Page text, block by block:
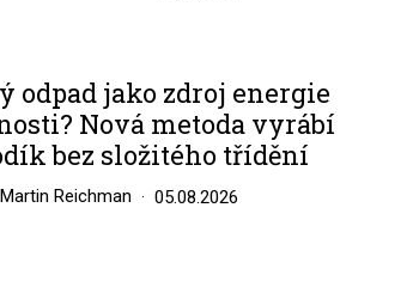
odpad jako zdroj energie
Nová metoda vyrábí
bez složitého třídění
Martin Reichman 05.08.2026